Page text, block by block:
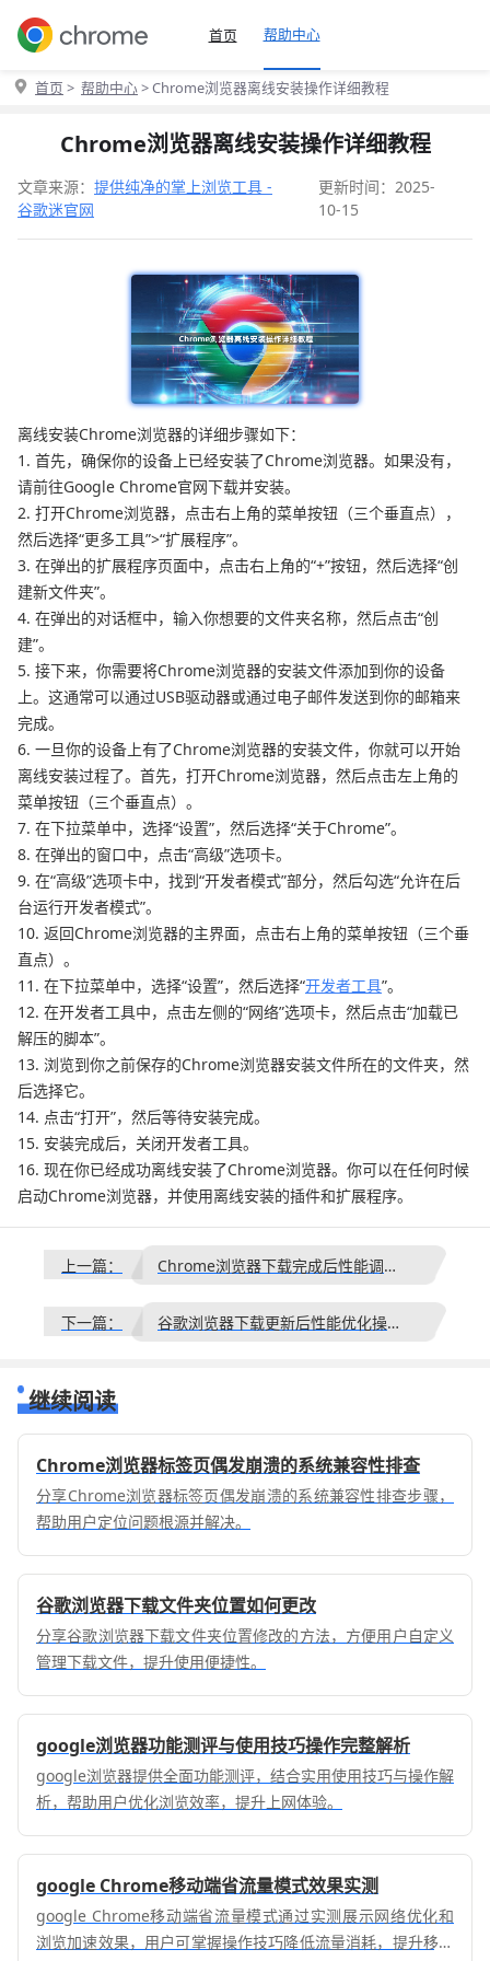
首页 帮助中心
首页 > 帮助中心> Chrome浏览器离线安装操作详细教程
Chrome浏览器离线安装操作详细教程
文章来源： 提供纯净的掌上浏览工具 -
谷歌迷官网
更新时间：2025-
10-15
离线安装Chrome浏览器的详细步骤如下：
1. 首先，确保你的设备上已经安装了Chrome浏览器。如果没有，
请前往Google Chrome官网下载并安装。
2. 打开Chrome浏览器，点击右上角的菜单按钮（三个垂直点），
然后选择“更多工具”>“扩展程序”。
3. 在弹出的扩展程序页面中，点击右上角的“+”按钮，然后选择“创
建新文件夹”。
4. 在弹出的对话框中，输入你想要的文件夹名称，然后点击“创
建”。
5. 接下来，你需要将Chrome浏览器的安装文件添加到你的设备
上。这通常可以通过USB驱动器或通过电子邮件发送到你的邮箱来
完成。
6. 一旦你的设备上有了Chrome浏览器的安装文件，你就可以开始
离线安装过程了。首先，打开Chrome浏览器，然后点击左上角的
菜单按钮（三个垂直点）。
7. 在下拉菜单中，选择“设置”，然后选择“关于Chrome”。
8. 在弹出的窗口中，点击“高级”选项卡。
9. 在“高级”选项卡中，找到“开发者模式”部分，然后勾选“允许在后
台运行开发者模式”。
10. 返回Chrome浏览器的主界面，点击右上角的菜单按钮（三个垂
直点）。
11. 在下拉菜单中，选择“设置”，然后选择“开发者工具”。
12. 在开发者工具中，点击左侧的“网络”选项卡，然后点击“加载已
解压的脚本”。
13. 浏览到你之前保存的Chrome浏览器安装文件所在的文件夹，然
后选择它。
14. 点击“打开”，然后等待安装完成。
15. 安装完成后，关闭开发者工具。
16. 现在你已经成功离线安装了Chrome浏览器。你可以在任何时候
启动Chrome浏览器，并使用离线安装的插件和扩展程序。
上一篇： Chrome浏览器下载完成后性能调优操作教程实测
下一篇： 谷歌浏览器下载更新后性能优化操作技巧
继续阅读
Chrome浏览器标签页偶发崩溃的系统兼容性排查
分享Chrome浏览器标签页偶发崩溃的系统兼容性排查步骤，
帮助用户定位问题根源并解决。
谷歌浏览器下载文件夹位置如何更改
分享谷歌浏览器下载文件夹位置修改的方法，方便用户自定义
管理下载文件，提升使用便捷性。
google浏览器功能测评与使用技巧操作完整解析
google浏览器提供全面功能测评，结合实用使用技巧与操作解
析，帮助用户优化浏览效率，提升上网体验。
google Chrome移动端省流量模式效果实测
google Chrome移动端省流量模式通过实测展示网络优化和
浏览加速效果，用户可掌握操作技巧降低流量消耗，提升移动